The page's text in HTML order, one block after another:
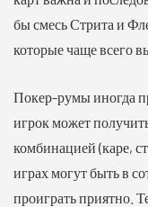
бы смесь Стрита и
которые чаще всего
Покер-румы иногда
игрок может
комбинацией (каре,
играх могут быть в
проиграть приятно.